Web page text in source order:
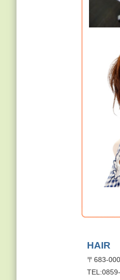
HAIR
〒683-